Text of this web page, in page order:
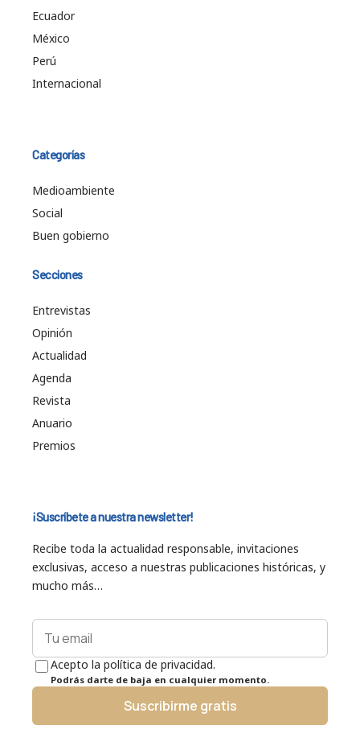
Ecuador
México
Perú
Internacional
Categorías
Medioambiente
Social
Buen gobierno
Secciones
Entrevistas
Opinión
Actualidad
Agenda
Revista
Anuario
Premios
¡Suscríbete a nuestra newsletter!
Recibe toda la actualidad responsable, invitaciones
exclusivas, acceso a nuestras publicaciones históricas, y
mucho más…
Acepto la política de privacidad.
Podrás darte de baja en cualquier momento.
Suscribirme gratis